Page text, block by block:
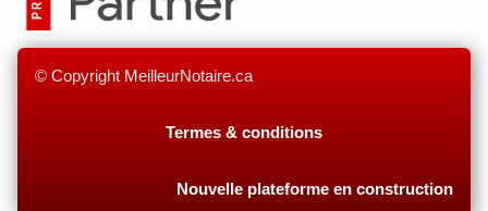
© Copyright MeilleurNotaire.ca
Termes & conditions
Nouvelle plateforme en construction